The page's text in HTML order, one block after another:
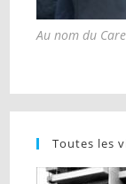
Au nom du
Toutes les